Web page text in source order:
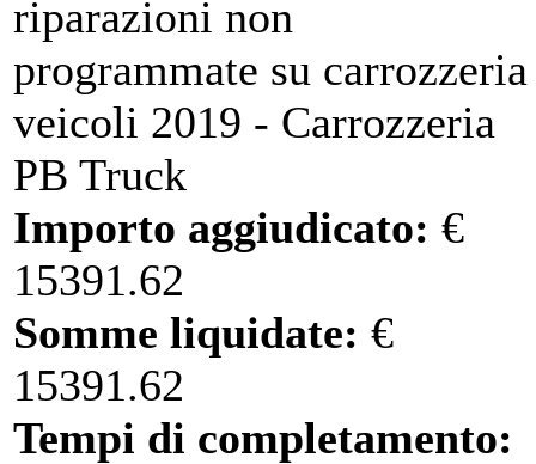
riparazioni non
programmate su carrozzeria
veicoli 2019 - Carrozzeria
PB Truck
Importo aggiudicato: €
15391.62
Somme liquidate: €
15391.62
Tempi di completamento: